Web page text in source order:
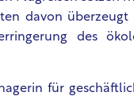
davon
des
für